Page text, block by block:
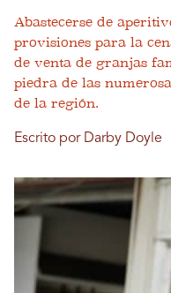
Abastecerse de
provisiones para la
de venta de granjas
piedra de las
de la región.
Escrito por Darby Doyle